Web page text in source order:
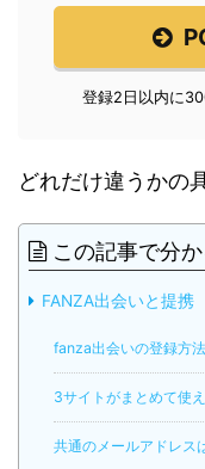
登録2日以内に
どれだけ違うかの
この記事で分
FANZA出会いと提携
fanza出会いの登録方法
3サイトがまとめて使
共通のメールアドレス